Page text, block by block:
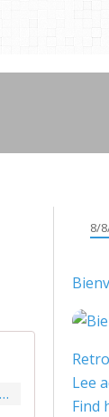
https://open.spotify.com/album/5egtLiy1Sw99WUW1sAiVeT?si=dgaf_o7qQ_en9MhHHdI3WQ&utm_source=copy-link&dl_branch=1
8/
Lee
Find